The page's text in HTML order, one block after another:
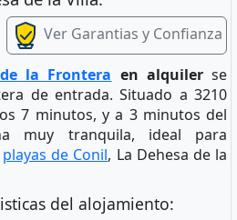
Ver Garantias y Confianza
la Frontera en alquiler se
de entrada. Situado a 3210
7 minutos, y a 3 minutos del
muy tranquila, ideal para
playas de Conil, La Dehesa de la
del alojamiento: